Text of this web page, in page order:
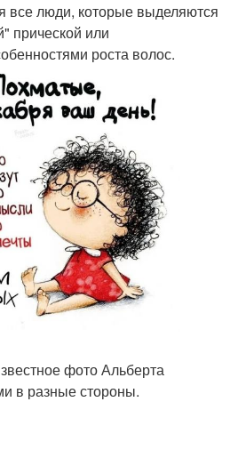
все люди, которые выделяются
прической или
роста волос.
фото Альберта
в разные стороны.